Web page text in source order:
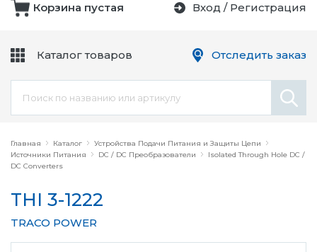
Главная Каталог
Устройства Подачи Питания и Защиты Цепи
Источники Питания
DC / DC Преобразователи
Isolated Through Hole DC /
DC Converters
THI 3-1222
TRACO POWER
Корзина пустая Вход / Регистрация
Каталог товаров
Цепи
Оборудование
Отследить заказ